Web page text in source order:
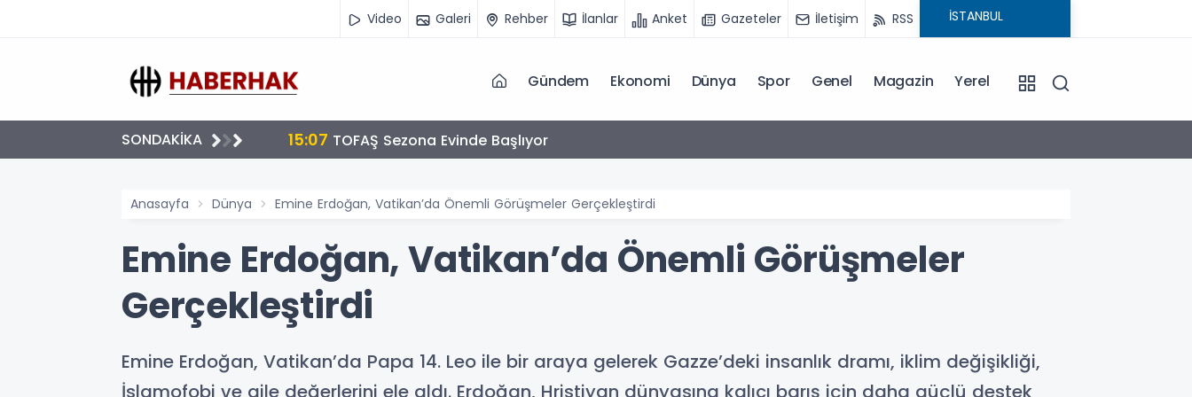
Video Galeri Rehber İlanlar Anket Gazeteler İletişim RSS
Gündem Ekonomi Dünya Spor Genel Magazin Yerel
SONDAKİKA 15:07 TOFAŞ Sezona Evinde Başlıyor
Anasayfa Dünya Emine Erdoğan, Vatikan’da Önemli Görüşmeler Gerçekleştirdi
Emine Erdoğan, Vatikan’da Önemli Görüşmeler
Gerçekleştirdi
Emine Erdoğan, Vatikan’da Papa 14. Leo ile bir araya gelerek Gazze’deki insanlık dramı, iklim değişikliği,
İslamofobi ve aile değerlerini ele aldı. Erdoğan, Hristiyan dünyasına kalıcı barış için daha güçlü destek